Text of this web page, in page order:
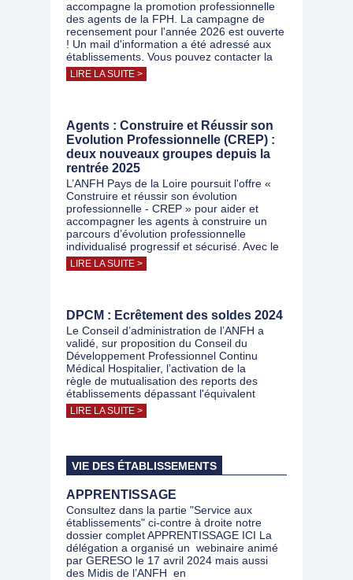
accompagne la promotion professionnelle
des agents de la FPH. La campagne de
recensement pour l'année 2026 est ouverte
! Un mail d'information a été adressé aux
établissements. Vous pouvez contacter la
LIRE LA SUITE >
Agents : Construire et Réussir son
Evolution Professionnelle (CREP) :
deux nouveaux groupes depuis la
rentrée 2025
L’ANFH Pays de la Loire poursuit l'offre «
Construire et réussir son évolution
professionnelle - CREP » pour aider et
accompagner les agents à construire un
parcours d’évolution professionnelle
individualisé progressif et sécurisé. Avec le
LIRE LA SUITE >
DPCM : Ecrêtement des soldes 2024
Le Conseil d’administration de l’ANFH a
validé, sur proposition du Conseil du
Développement Professionnel Continu
Médical Hospitalier, l’activation de la
règle de mutualisation des reports des
établissements dépassant l'équivalent
LIRE LA SUITE >
VIE DES ÉTABLISSEMENTS
APPRENTISSAGE
Consultez dans la partie "Service aux
établissements" ci-contre à droite notre
dossier complet APPRENTISSAGE ICI La
délégation a organisé un webinaire animé
par GERESO le 17 avril 2024 mais aussi
des Midis de l’ANFH en